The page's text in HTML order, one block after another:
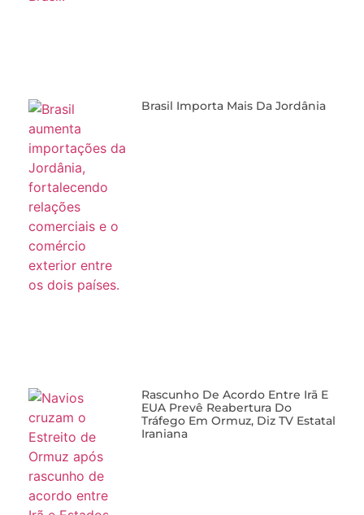
Brasil Importa Mais Da Jordânia
Rascunho De Acordo Entre Irã E
EUA Prevê Reabertura Do
Tráfego Em Ormuz, Diz TV Estatal
Iraniana